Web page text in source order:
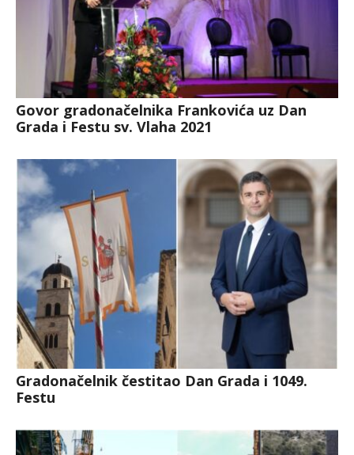
Govor gradonačelnika Frankovića uz Dan
Grada i Festu sv. Vlaha 2021
Gradonačelnik čestitao Dan Grada i 1049.
Festu